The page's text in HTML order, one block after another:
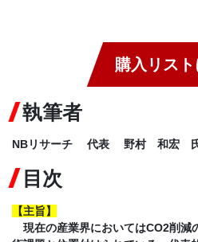
購入リス
執筆者
NBリサーチ 代表 野村 和宏
目次
【主旨】
現在の産業界においてはCO2削減